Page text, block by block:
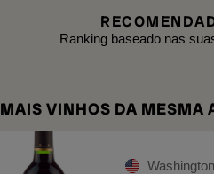
Ranking baseado nas
MAIS VINHOS DA MESMA
Washington